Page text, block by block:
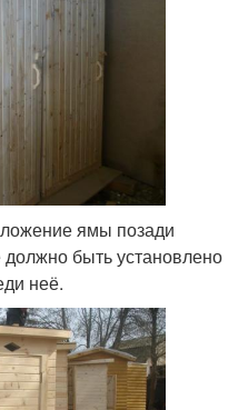
ямы позади
должно быть установлено
неё.